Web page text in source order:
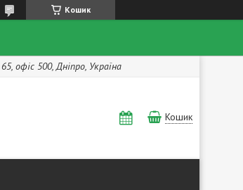
Кошик
офіс 500, Дніпро, Україна
Кошик